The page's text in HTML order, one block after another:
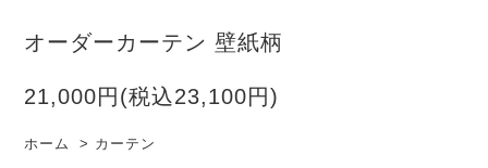
オーダーカーテン 壁紙柄
21,000円(税込23,100円)
ホーム > カーテン